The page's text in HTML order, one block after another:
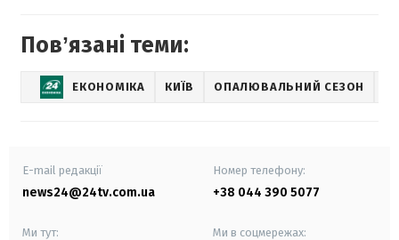
Повʼязані теми:
ЕКОНОМІКА КИЇВ ОПАЛЮВАЛЬНИЙ СЕЗОН
E-mail редакції
news24@24tv.com.ua
Номер телефону:
+38 044 390 5077
Ми тут: Ми в соцмережах: